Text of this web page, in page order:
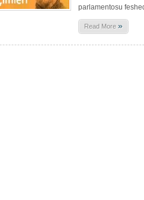
parlamentosu
Read More »